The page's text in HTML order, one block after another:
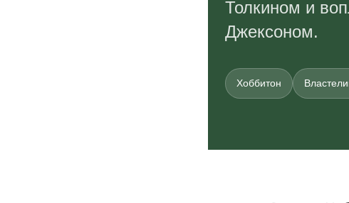
Толкином и
Джексоном.
Хоббитон